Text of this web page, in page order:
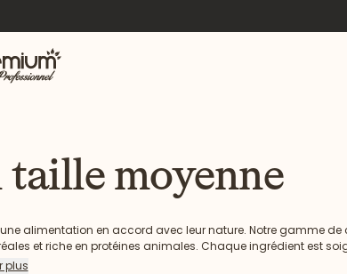
moyenne
alimentation en accord avec leur nature. Notre gamme de
et riche en protéines animales. Chaque ingrédient est
spécialement conçues pour les chiens de taille moyenne.
plus